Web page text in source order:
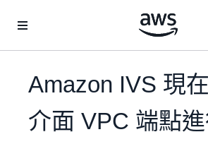
Amazon IVS 現
介面 VPC 端點